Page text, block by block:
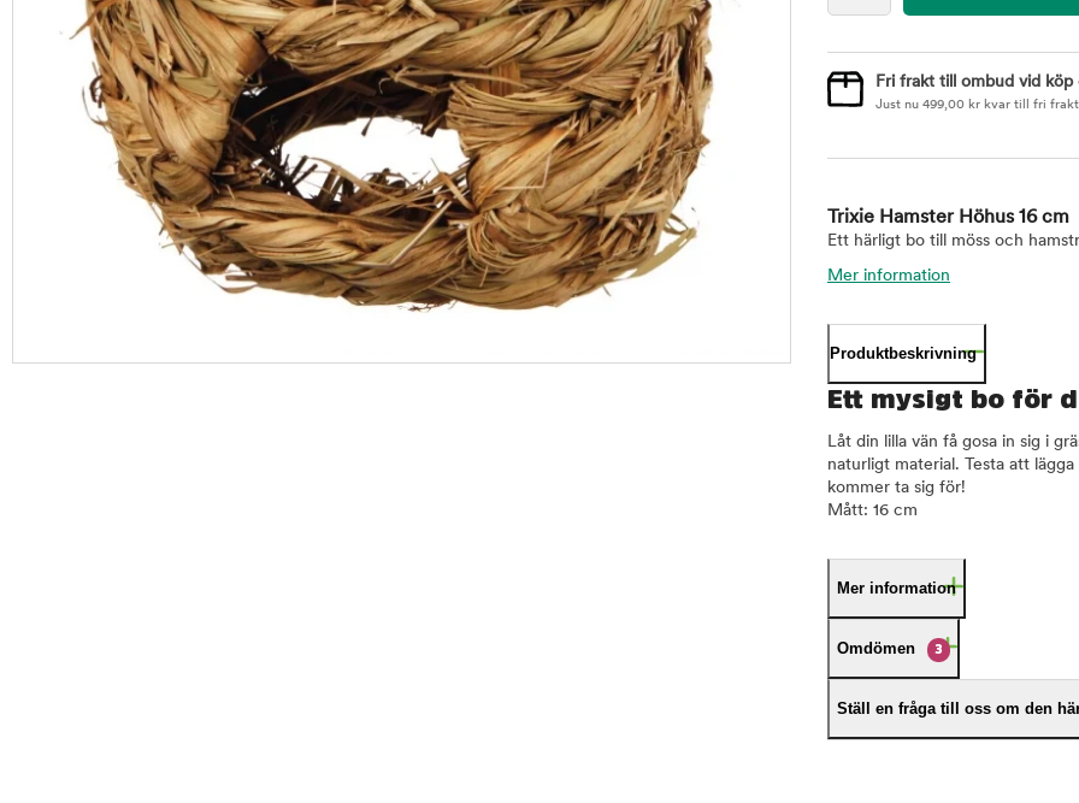
Fri frakt till ombud vid köp
Just nu 499,00 kr kvar till fri
Trixie Hamster Höhus 16 cm
Ett härligt bo till möss och
Mer information
Produktbeskrivning
Ett mysigt bo för
Låt din lilla vän få gosa in sig i
naturligt material. Testa att
kommer ta sig för!
Mått: 16 cm
Mer information
Omdömen 3
Ställ en fråga till oss om den